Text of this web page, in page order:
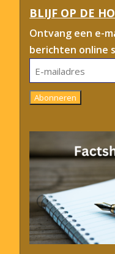
BLIJF OP DE
Ontvang een e-
berichten online
E-
mailadres
Abonneren